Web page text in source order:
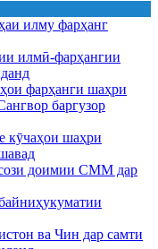
илму фарҳанг
илмӣ-фарҳангии
фарҳанги шаҳри
баргузор
кӯчаҳои шаҳри
доимии СММ дар
ва Чин дар самти